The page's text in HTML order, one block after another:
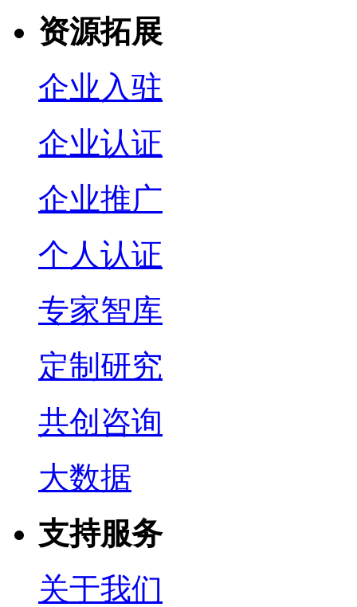
资源拓展
企业入驻
企业认证
企业推广
个人认证
专家智库
定制研究
共创咨询
大数据
支持服务
关于我们